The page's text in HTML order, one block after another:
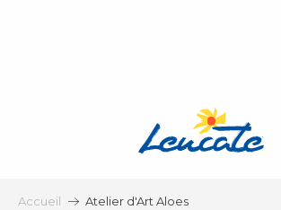
Accueil Atelier d'Art Aloes